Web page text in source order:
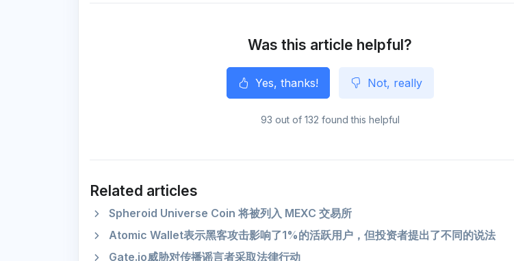
m
p
e
r
Was this article helpful?
Yes, thanks! Not, really
93 out of 132 found this helpful
Related articles
Spheroid Universe Coin 将被列入 MEXC 交易所
Atomic Wallet表示黑客攻击影响了1%的活跃用户，但投资者提出了不同的说法
Gate.io威胁对传播谣言者采取法律行动